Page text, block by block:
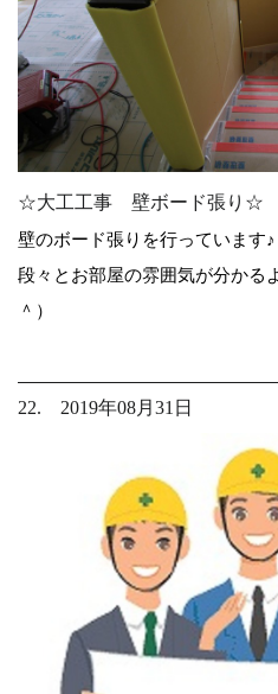
☆大工工事 壁ボード張り☆
壁のボード張りを行っています♪
段々とお部屋の雰囲気が分かる
＾）
22. 2019年08月31日